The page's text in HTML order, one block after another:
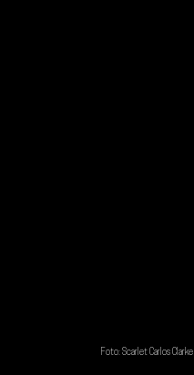
Foto: Scarlet Carlos Clarke